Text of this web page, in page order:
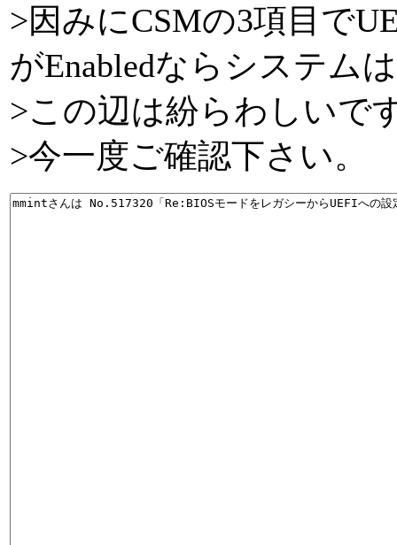
>因みにCSMの3項目で
がEnabledならシステム
>この辺は紛らわしいで
>今一度ご確認下さい。